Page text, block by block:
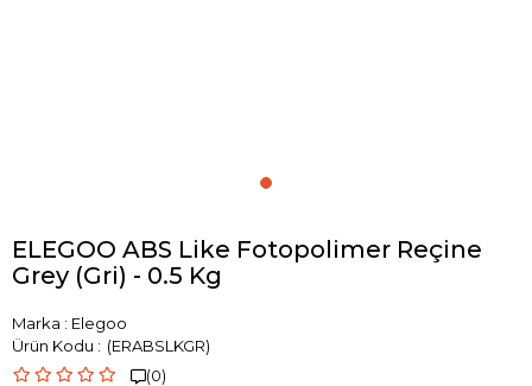
ELEGOO ABS Like Fotopolimer Reçine
Grey (Gri) - 0.5 Kg
Marka : Elegoo
(ERABSLKGR)
(0)